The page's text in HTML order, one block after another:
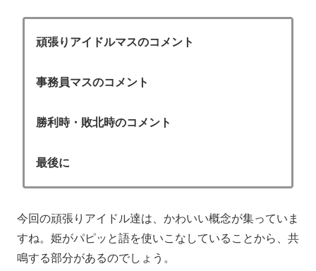
頑張りアイドルマスのコメント
事務員マスのコメント
勝利時・敗北時のコメント
最後に
今回の頑張りアイドル達は、かわいい概念が集っていま
すね。姫がパピッと語を使いこなしていることから、共
鳴する部分があるのでしょう。